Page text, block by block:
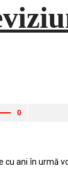
0
ani în urmă